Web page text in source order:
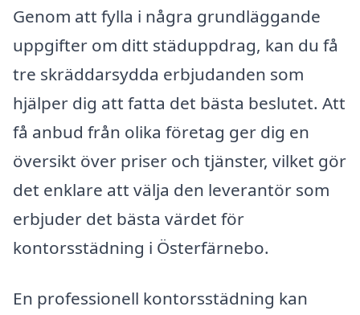
Genom att fylla i några grundläggande
uppgifter om ditt städuppdrag, kan du få
tre skräddarsydda erbjudanden som
hjälper dig att fatta det bästa beslutet. Att
få anbud från olika företag ger dig en
översikt över priser och tjänster, vilket gör
det enklare att välja den leverantör som
erbjuder det bästa värdet för
kontorsstädning i Österfärnebo.
En professionell kontorsstädning kan